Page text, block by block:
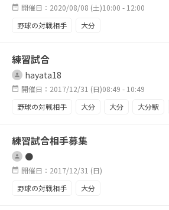
開催日：2020/08/08 (土)10:00 - 12:00
野球の対戦相手 大分
練習試合
hayata18
開催日：2017/12/31 (日)08:49 - 10:49
野球の対戦相手 大分 大分 大分駅
練習試合相手募集
●
開催日：2017/12/31 (日)
野球の対戦相手 大分